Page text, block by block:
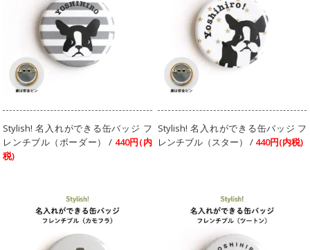
Stylish! 名入れができる缶バッジ フ
レンチブル（ボーダー） / 440円(内
税)
Stylish! 名入れができる缶バッジ フ
レンチブル（スター） / 440円(内税)